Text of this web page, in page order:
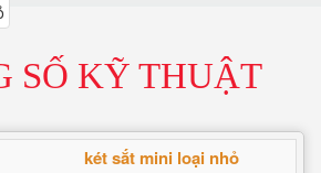
SỐ KỸ THUẬT
két sắt mini loại nhỏ